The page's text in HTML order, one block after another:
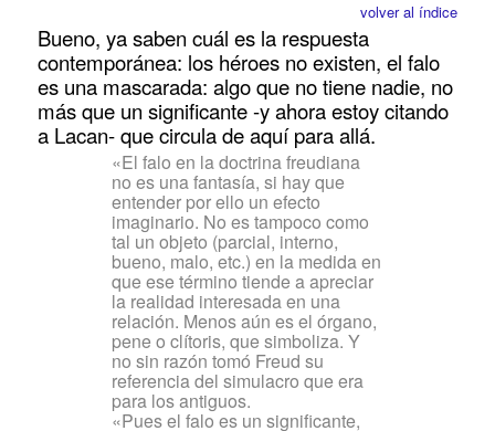
volver al índice
Bueno, ya saben cuál es la respuesta
contemporánea: los héroes no existen, el falo
es una mascarada: algo que no tiene nadie, no
más que un significante -y ahora estoy citando
a Lacan- que circula de aquí para allá.
«El falo en la doctrina freudiana
no es una fantasía, si hay que
entender por ello un efecto
imaginario. No es tampoco como
tal un objeto (parcial, interno,
bueno, malo, etc.) en la medida en
que ese término tiende a apreciar
la realidad interesada en una
relación. Menos aún es el órgano,
pene o clítoris, que simboliza. Y
no sin razón tomó Freud su
referencia del simulacro que era
para los antiguos.
«Pues el falo es un significante,